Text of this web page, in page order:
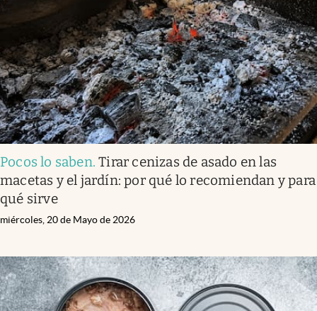
Pocos lo saben.Tirar cenizas de asado en las
macetas y el jardín: por qué lo recomiendan y para
qué sirve
miércoles, 20 de Mayo de 2026